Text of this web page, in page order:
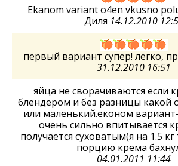
Ekanom variant o4en vkusno
Диля 14.12.2010
первый вариант супер! легко,
31.12.2010 16:51
яйца не сворачиваются если
блендером и без разницы какой
или маленький.економ
очень сильно впитывается
получается суховатым(я на 1.5
порцию крема
04.01.2011 11:44